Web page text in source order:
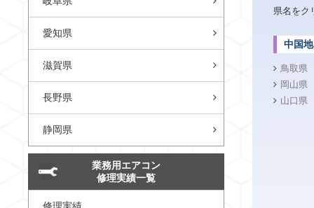
県名をク
中国
鳥取県
岡山県
山口県
愛知県
滋賀県
長野県
静岡県
業務用エアコン
修理実績一覧